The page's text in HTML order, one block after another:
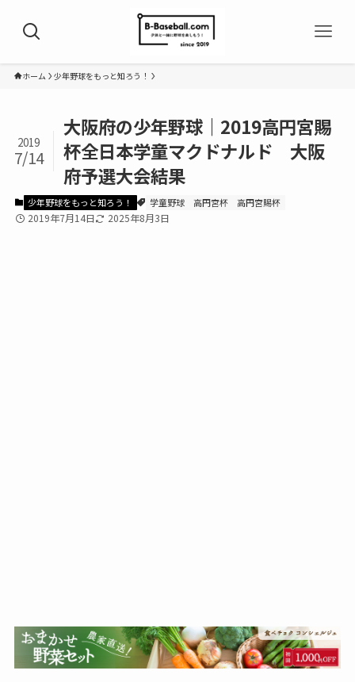
ホーム 少年野球をもっと知ろう！
大阪府の少年野球｜2019高円宮賜
杯全日本学童マクドナルド 大阪
府予選大会結果
2019
7/14
少年野球をもっと知ろう！ 学童野球 高円宮杯 高円宮賜杯
2019年7月14日 2025年8月3日